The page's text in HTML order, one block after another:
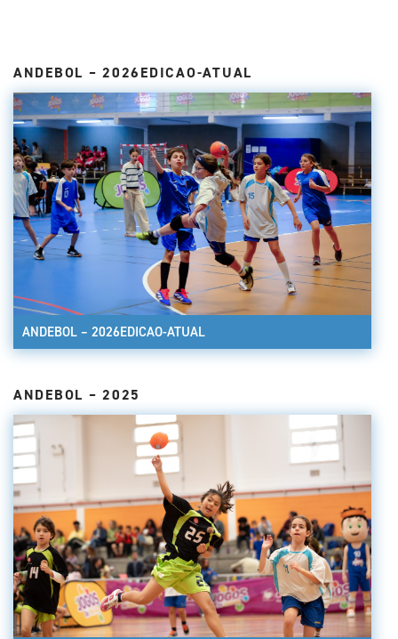
ANDEBOL – 2026EDICAO-ATUAL
ANDEBOL – 2026EDICAO-ATUAL
ANDEBOL – 2025